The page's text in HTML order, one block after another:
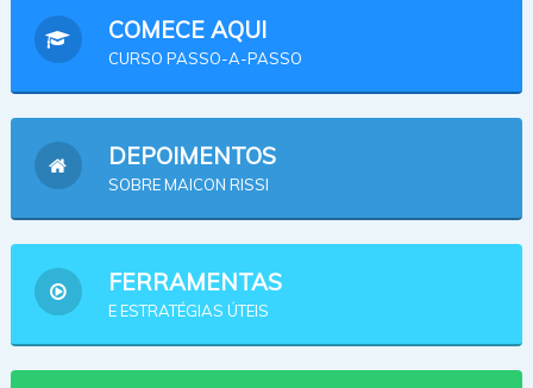
COMECE AQUI
CURSO PASSO-A-PASSO
DEPOIMENTOS
SOBRE MAICON RISSI
FERRAMENTAS
E ESTRATÉGIAS ÚTEIS